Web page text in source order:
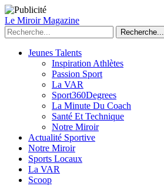
Le Miroir Magazine
Recherche...
Jeunes Talents
Inspiration Athlètes
Passion Sport
La VAR
Sport360Degrees
La Minute Du Coach
Santé Et Technique
Notre Miroir
Actualité Sportive
Notre Miroir
Sports Locaux
La VAR
Scoop